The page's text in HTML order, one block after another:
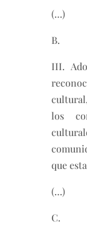
(…)
B.
III.
los
que
(…)
C.